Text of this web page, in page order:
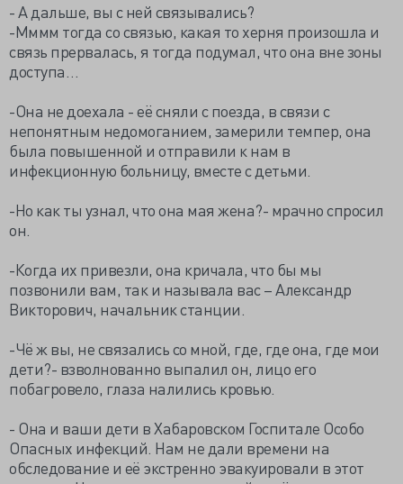
- А дальше, вы с ней связывались?
-Мммм тогда со связью, какая то херня произошла и
связь прервалась, я тогда подумал, что она вне зоны
доступа…
-Она не доехала - её сняли с поезда, в связи с
непонятным недомоганием, замерили темпер, она
была повышенной и отправили к нам в
инфекционную больницу, вместе с детьми.
-Но как ты узнал, что она мая жена?- мрачно спросил
он.
-Когда их привезли, она кричала, что бы мы
позвонили вам, так и называла вас – Александр
Викторович, начальник станции.
-Чё ж вы, не связались со мной, где, где она, где мои
дети?- взволнованно выпалил он, лицо его
побагровело, глаза налились кровью.
- Она и ваши дети в Хабаровском Госпитале Особо
Опасных инфекций. Нам не дали времени на
обследование и её экстренно эвакуировали в этот